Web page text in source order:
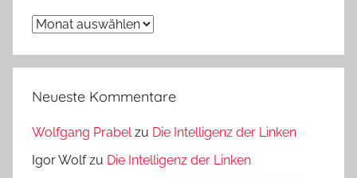
Archiv
Neueste Kommentare
Wolfgang Prabelzu Die Intelligenz der Linken
Igor Wolfzu Die Intelligenz der Linken